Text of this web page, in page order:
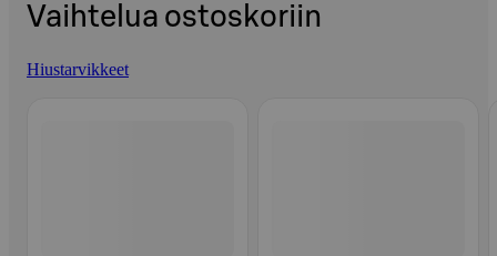
Vaihtelua ostoskoriin
Hiustarvikkeet